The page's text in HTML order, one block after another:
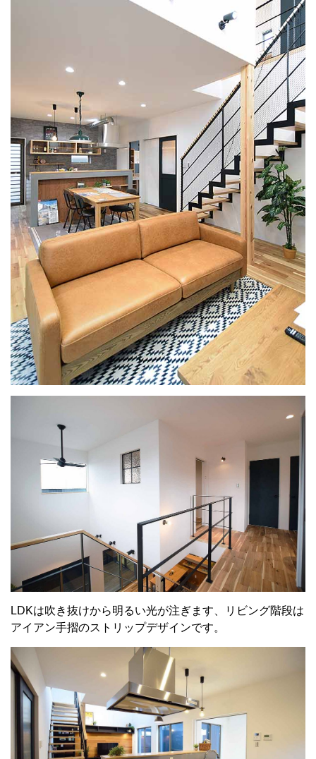
LDKは吹き抜けから明るい光が注ぎます、リビング階段は
アイアン手摺のストリップデザインです。